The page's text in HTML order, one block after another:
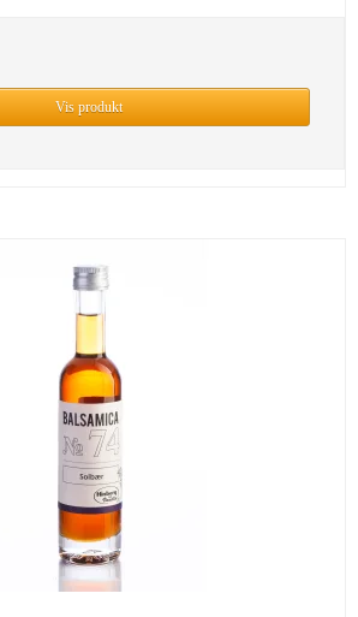
Vis produkt